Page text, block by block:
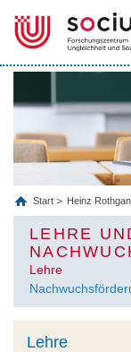
Start Heinz
LEHRE
Lehre
Lehre